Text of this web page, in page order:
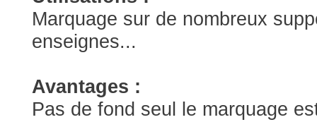
Marquage sur de nombreux
enseignes...
Avantages :
Pas de fond seul le marquage